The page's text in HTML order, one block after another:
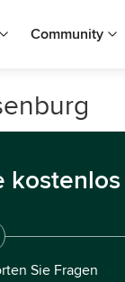
Community
Sie Fragen